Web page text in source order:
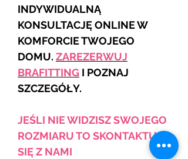
INDYWIDUALNĄ
KONSULTACJĘ ONLINE W
KOMFORCIE TWOJEGO
DOMU. ZAREZERWUJ
BRAFITTING I POZNAJ
SZCZEGÓŁY.
JEŚLI NIE WIDZISZ SWOJEGO
ROZMIARU TO SKONTAKTUJ
SIĘ Z NAMI